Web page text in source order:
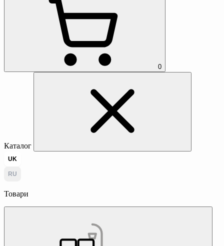
0
Каталог
UK
RU
Товари